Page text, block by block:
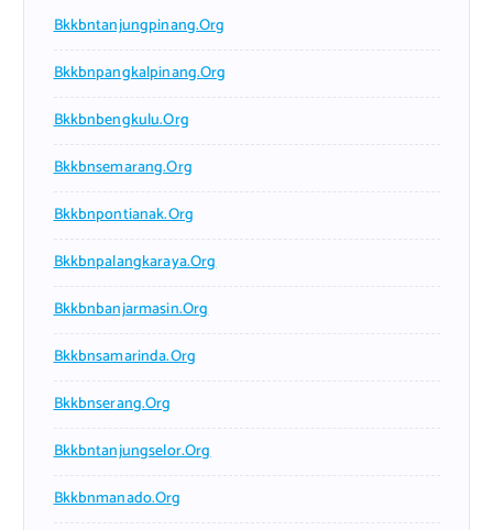
Bkkbntanjungpinang.org
Bkkbnpangkalpinang.org
Bkkbnbengkulu.org
Bkkbnsemarang.org
Bkkbnpontianak.org
Bkkbnpalangkaraya.org
Bkkbnbanjarmasin.org
Bkkbnsamarinda.org
Bkkbnserang.org
Bkkbntanjungselor.org
Bkkbnmanado.org